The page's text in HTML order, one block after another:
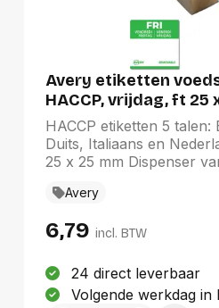
Avery etiketten
HACCP, vrijdag, ft 25
dispenser van 1000
HACCP etiketten 5 talen: Engels, Frans,
Duits, Italiaans en Nederlands
25 x 25 mm
Avery
6,79 incl. BTW
24 direct leverbaar
Volgende werkdag in